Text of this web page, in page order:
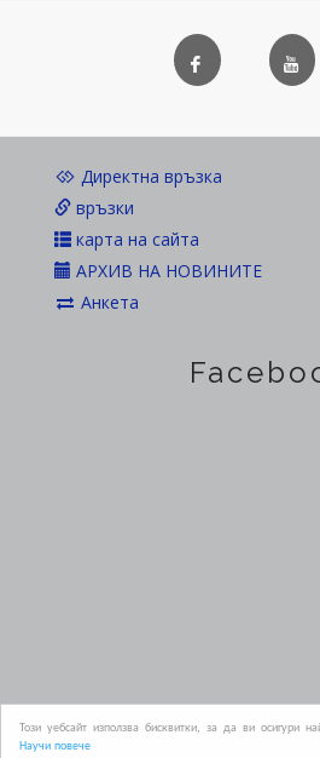
Този уебсайт използва бисквитки, за да ви осигури
Научи повече
Директна връзка
връзки
карта на сайта
АРХИВ НА НОВИНИТЕ
Анкета